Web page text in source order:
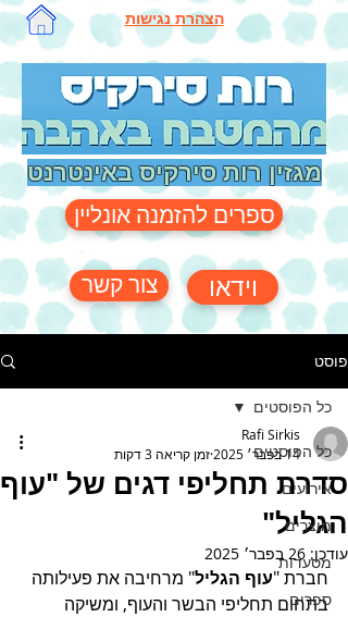
הצהרת נגישות
מגזין רות סירקיס באינטרנט
ספרים להזמנה אונליין
צור קשר וידאו
פוסט
כל הפוסטים
אירועים
מוצרים
מסעדות
ספרים
כל הפוסטים
סדרת תחליפי דגים של "עוף
הגליל"
Rafi Sirkis
14 בפבר׳ 2025
זמן קריאה 3 דקות
עודכן: 26 בפבר׳ 2025
חברת "עוף הגליל" מרחיבה את פעילותה
בתחום תחליפי הבשר והעוף, ומשיקה